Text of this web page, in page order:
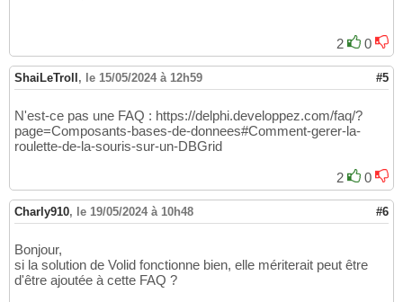
23
24
26
27
28
31
32
33
34
    DataLink.DataSet.MoveBy
(1)
end;
function TDBGrid.DoMouseWheelUp(Shift:
  MousePos: TPoint
): Boolean
begin
    DataLink.DataSet.MoveBy
(-1)
end ;
2 0
ShaiLeTroll , le 15/05/2024 à 12h59 #5
N'est-ce pas une FAQ : https://delphi.developpez.com/faq/?
page=Composants-bases-de-donnees#Comment-gerer-la-
roulette-de-la-souris-sur-un-DBGrid
2 0
Charly910, le 19/05/2024 à 10h48 #6
Bonjour,
si la solution de Volid fonctionne bien, elle mériterait peut être
d'être ajoutée à cette FAQ ?